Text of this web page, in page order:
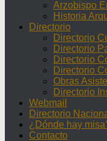
Arzobispo
Historia
Directorio
Directorio
Directorio
Directorio
Directorio
Obras
Directorio
Webmail
Directorio
¿Dónde hay
Contacto